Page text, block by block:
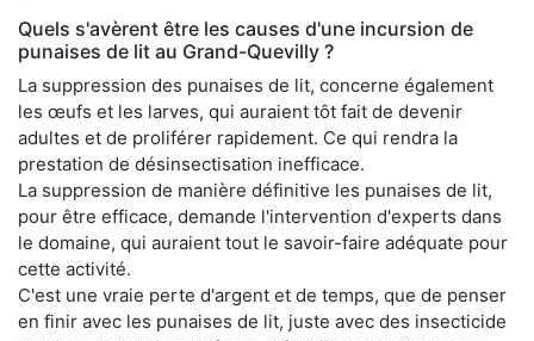
Quels s'avèrent être les causes d'une incursion de
punaises de lit au Grand-Quevilly ?
La suppression des punaises de lit, concerne également
les œufs et les larves, qui auraient tôt fait de devenir
adultes et de proliférer rapidement. Ce qui rendra la
prestation de désinsectisation inefficace.
La suppression de manière définitive les punaises de lit,
pour être efficace, demande l'intervention d'experts dans
le domaine, qui auraient tout le savoir-faire adéquate pour
cette activité.
C'est une vraie perte d'argent et de temps, que de penser
en finir avec les punaises de lit, juste avec des insecticide